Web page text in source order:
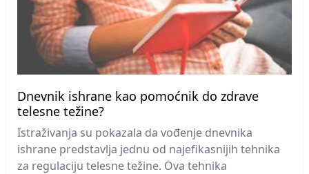
Dnevnik ishrane kao pomoćnik do zdrave
telesne težine?
Istraživanja su pokazala da vođenje dnevnika
ishrane predstavlja jednu od najefikasnijih tehnika
za regulaciju telesne težine. Ova tehnika